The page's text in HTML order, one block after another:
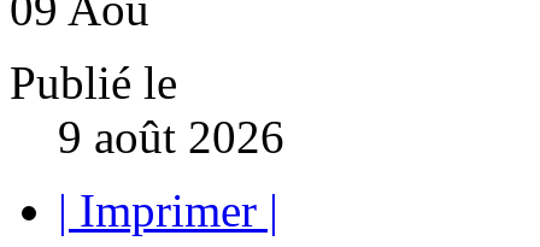
Publié le
9 août 2026
| Imprimer |